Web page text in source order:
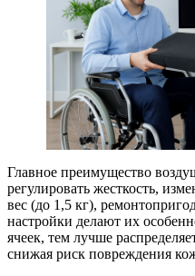
Главное преимущество
регулировать жесткость,
вес (до 1,5 кг),
настройки делают их
ячеек, тем лучше
снижая риск повреждения